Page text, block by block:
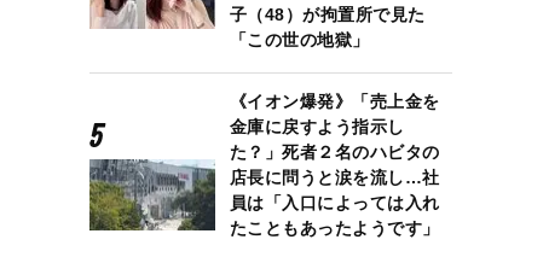
子（48）が拘置所で見た
「この世の地獄」
《イオン爆発》「売上金を
金庫に戻すよう指示し
た？」死者２名のハビタの
店長に問うと涙を流し…社
員は「入口によっては入れ
たこともあったようです」